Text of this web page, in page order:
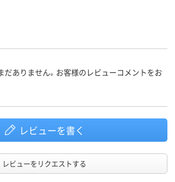
だありません。お客様のレビューコメントをお
レビューを書く
レビューをリクエストする